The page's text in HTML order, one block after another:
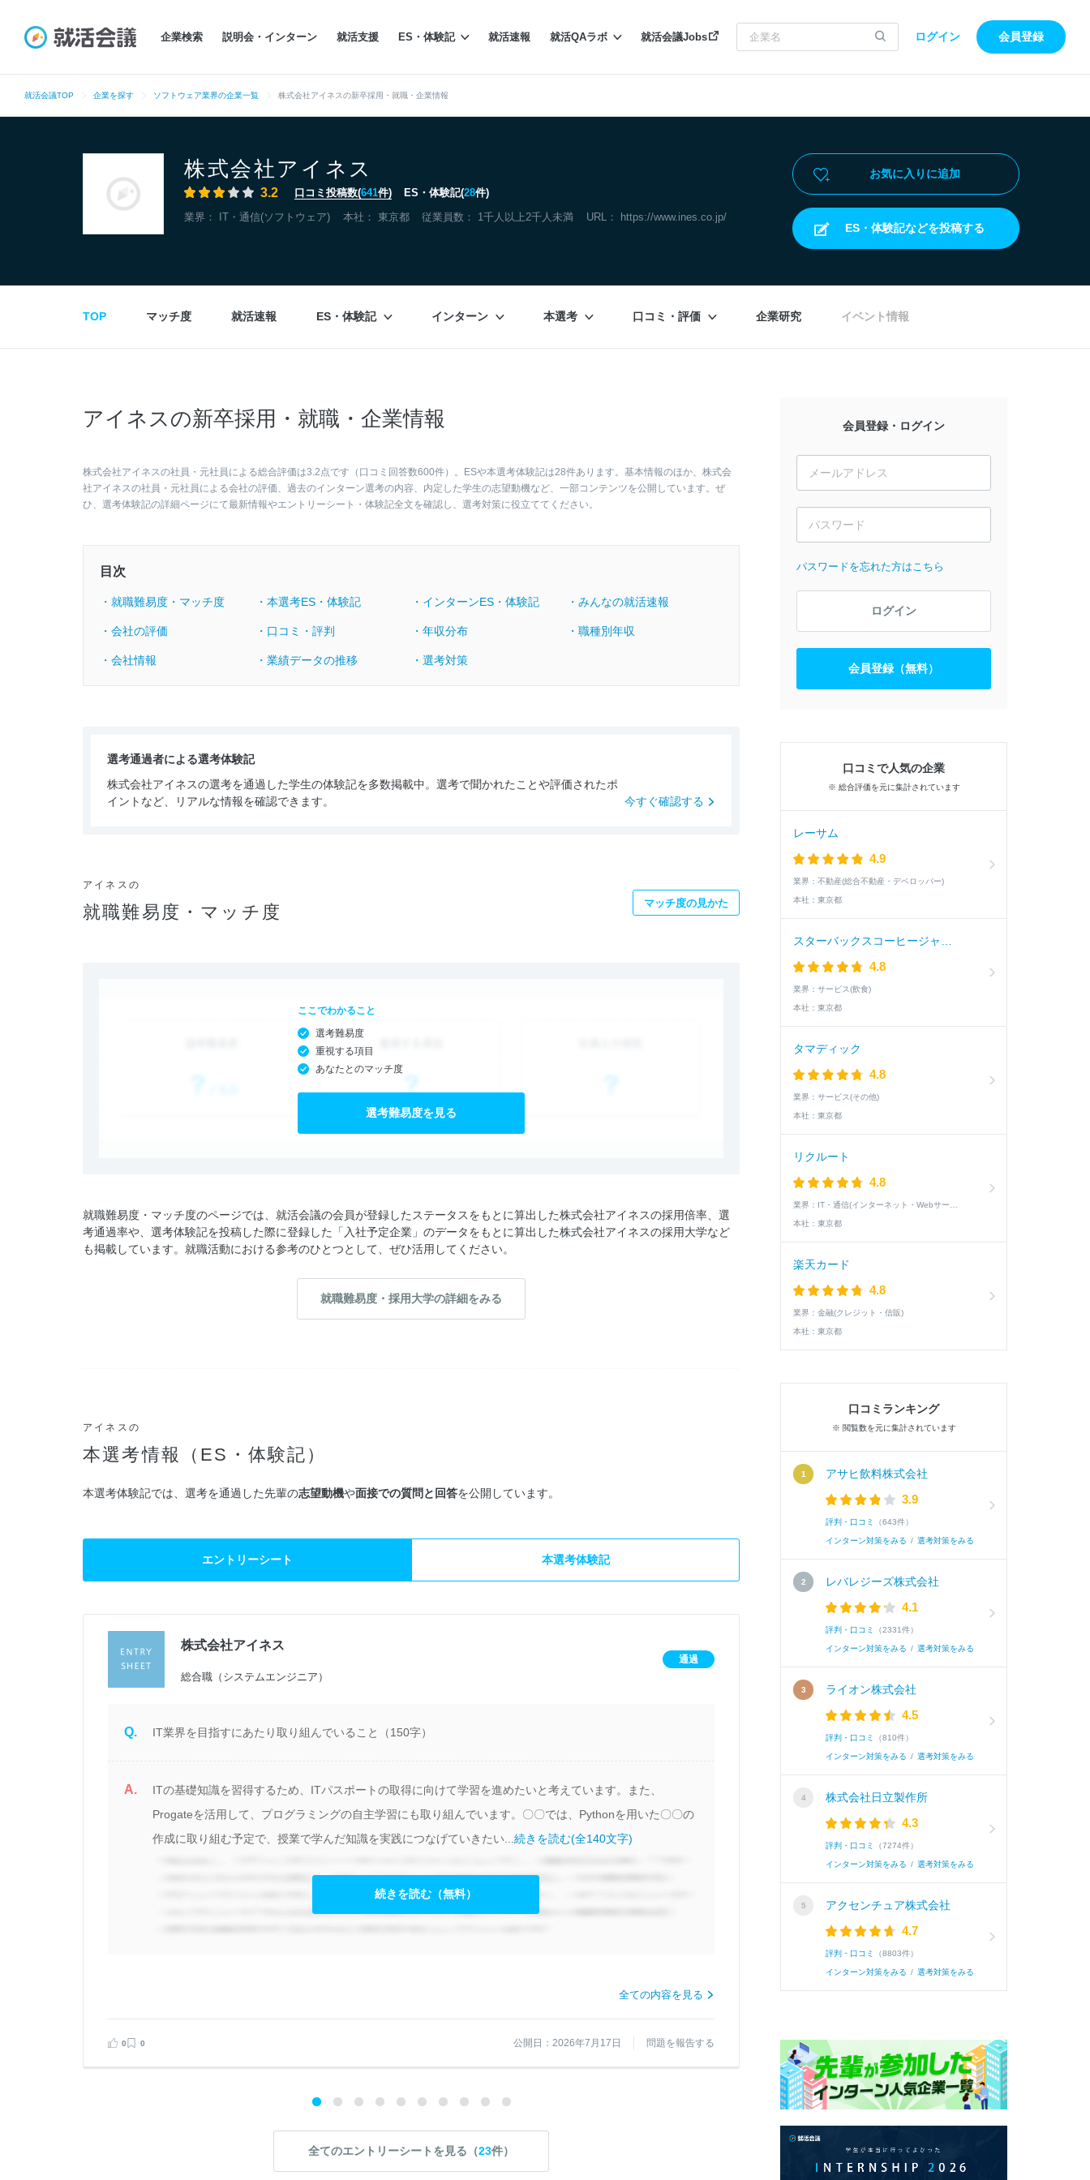
企業検索 説明会・インターン 就活支援 ES・体験記 就活速報 就活QAラボ 就活会議Jobs ログイン 会員登録
就活会議TOP 企業を探す ソフトウェア業界の企業一覧 株式会社アイネスの新卒採用・就職・企業情報
株式会社アイネス
3.2 口コミ投稿数(641件) ES・体験記(28件)
業界： IT・通信(ソフトウェア) 本社： 東京都 従業員数： 1千人以上2千人未満 URL： https://www.ines.co.jp/
お気に入りに追加
ES・体験記などを投稿する
TOP マッチ度 就活速報 ES・体験記 インターン 本選考 口コミ・評価 企業研究 イベント情報
アイネスの新卒採用・就職・企業情報
株式会社アイネスの社員・元社員による総合評価は3.2点です（口コミ回答数600件）。ESや本選考体験記は28件あります。基本情報のほか、株式会
社アイネスの社員・元社員による会社の評価、過去のインターン選考の内容、内定した学生の志望動機など、一部コンテンツを公開しています。ぜ
ひ、選考体験記の詳細ページにて最新情報やエントリーシート・体験記全文を確認し、選考対策に役立ててください。
目次
・就職難易度・マッチ度 ・本選考ES・体験記 ・インターンES・体験記 ・みんなの就活速報
・会社の評価 ・口コミ・評判 ・年収分布 ・職種別年収
・会社情報 ・業績データの推移 ・選考対策
選考通過者による選考体験記
株式会社アイネスの選考を通過した学生の体験記を多数掲載中。選考で聞かれたことや評価されたポ
イントなど、リアルな情報を確認できます。
今すぐ確認する
アイネスの
就職難易度・マッチ度 マッチ度の見かた
ここでわかること
選考難易度
重視する項目
あなたとのマッチ度
選考難易度を見る
就職難易度・マッチ度のページでは、就活会議の会員が登録したステータスをもとに算出した株式会社アイネスの採用倍率、選
考通過率や、選考体験記を投稿した際に登録した「入社予定企業」のデータをもとに算出した株式会社アイネスの採用大学など
も掲載しています。就職活動における参考のひとつとして、ぜひ活用してください。
就職難易度・採用大学の詳細をみる
アイネスの
本選考情報（ES・体験記）
本選考体験記では、選考を通過した先輩の志望動機や面接での質問と回答を公開しています。
エントリーシート 本選考体験記
株式会社アイネス
総合職（システムエンジニア）
通過
Q. IT業界を目指すにあたり取り組んでいること（150字）
A.
ITの基礎知識を習得するため、ITパスポートの取得に向けて学習を進めたいと考えています。また、
Progateを活用して、プログラミングの自主学習にも取り組んでいます。〇〇では、Pythonを用いた〇〇の
作成に取り組む予定で、授業で学んだ知識を実践につなげていきたい... 続きを読む(全140文字)
続きを読む（無料）
全ての内容を見る
0 0 公開日：2026年7月17日 問題を報告する
株式会社アイネス
Q. 志望動機
私は「人々が安心して生活を営むために必要不
大...続きを読む(全442文字)
0 0
全てのエントリーシートを見る（23件）
会員登録・ログイン
パスワードを忘れた方はこちら
ログイン
会員登録（無料）
口コミで人気の企業
※ 総合評価を元に集計されています
レーサム
4.9
業界： 不動産(総合不動産・デベロッパー)
本社： 東京都
4.8
業界： サービス(飲食)
本社： 東京都
タマディック
4.8
業界： サービス(その他)
本社： 東京都
リクルート
4.8
業界：
本社： 東京都
楽天カード
4.8
業界： 金融(クレジット・信販)
本社： 東京都
口コミランキング
※ 閲覧数を元に集計されています
アサヒ飲料株式会社
3.9
評判・口コミ （643件）
インターン対策をみる / 選考対策をみる
レバレジーズ株式会社
4.1
評判・口コミ （2331件）
インターン対策をみる / 選考対策をみる
ライオン株式会社
4.5
評判・口コミ （810件）
インターン対策をみる / 選考対策をみる
株式会社日立製作所
4.3
評判・口コミ （7274件）
インターン対策をみる / 選考対策をみる
アクセンチュア株式会社
4.7
評判・口コミ （8803件）
インターン対策をみる / 選考対策をみる